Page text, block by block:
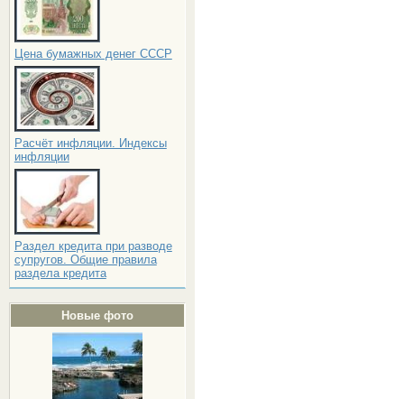
Цена бумажных денег СССР
Расчёт инфляции. Индексы
инфляции
Раздел кредита при разводе
супругов. Общие правила
раздела кредита
Новые фото